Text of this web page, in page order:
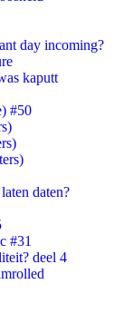
day incoming?
kaputt
#50
daten?
#31
deel 4